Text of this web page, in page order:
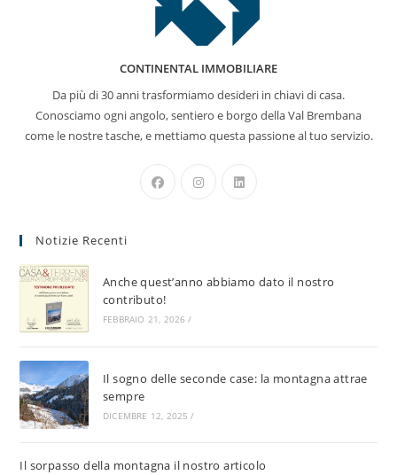
CONTINENTAL IMMOBILIARE
Da più di 30 anni trasformiamo desideri in chiavi di casa.
Conosciamo ogni angolo, sentiero e borgo della Val Brembana
come le nostre tasche, e mettiamo questa passione al tuo servizio.
Opens
Opens
Notizie Recenti
Anche quest’anno abbiamo dato il nostro
contributo!
FEBBRAIO 21, 2026 /
Il sogno delle seconde case: la montagna attrae
sempre
DICEMBRE 12, 2025 /
Il sorpasso della montagna il nostro articolo